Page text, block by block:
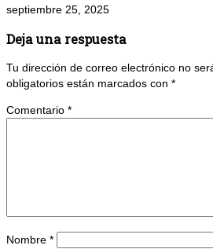
septiembre 25, 2025
Deja una respuesta
Tu dirección de correo electrónico no
obligatorios están marcados con *
Comentario *
Nombre *